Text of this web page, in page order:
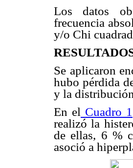
Los datos
frecuencia
y/o Chi
Se aplicaron
hubo pérdida
y la
En el Cuadro 1
realizó la
de ellas, 6 %
asoció a